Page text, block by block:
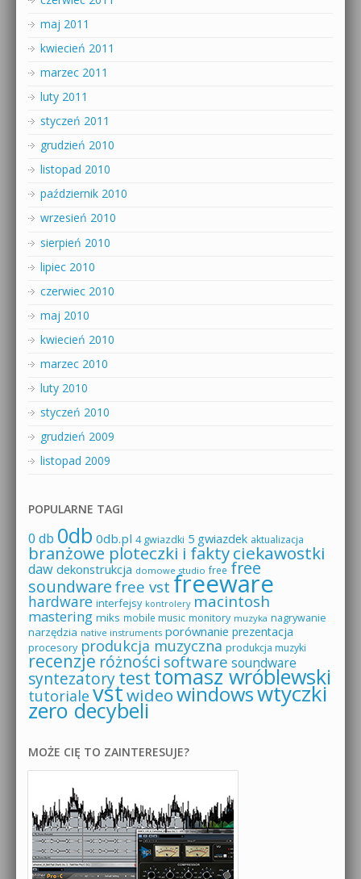
maj 2011
kwiecień 2011
marzec 2011
luty 2011
styczeń 2011
grudzień 2010
listopad 2010
październik 2010
wrzesień 2010
sierpień 2010
lipiec 2010
czerwiec 2010
maj 2010
kwiecień 2010
marzec 2010
luty 2010
styczeń 2010
grudzień 2009
listopad 2009
POPULARNE TAGI
0 db 0db 0db.pl 4 gwiazdki 5 gwiazdek aktualizacja
branżowe ploteczki i faktyciekawostki
daw dekonstrukcja domowe studio free free
soundware free vst freeware
hardware interfejsy kontrolery macintosh
mastering miks mobile music monitory muzyka nagrywanie
narzędzia native instruments porównanie prezentacja
procesory produkcja muzyczna produkcja muzyki
recenzje różności software soundware
syntezatorytesttomasz wróblewski
tutoriale vstwideowindowswtyczki
zero decybeli
MOŻE CIĘ TO ZAINTERESUJE?